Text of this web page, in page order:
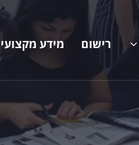
רישום מידע מקצועי